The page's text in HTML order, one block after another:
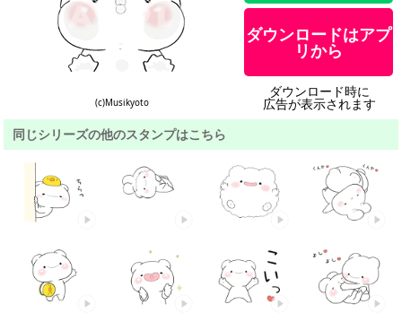
(c)Musikyoto
ダウンロードはアプ
リから
ダウンロード時に
広告が表示されます
同じシリーズの他のスタンプはこちら